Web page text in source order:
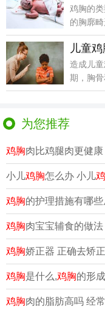
鸡胸的
的胸廓
关，多
儿童
造成儿
期，胸
廓的畸
为您推荐
鸡胸肉比鸡腿肉更健
小儿鸡胸怎么办 小儿
鸡胸的护理措施有哪
鸡胸肉宝宝辅食的做
鸡胸娇正器 正确去矫正
鸡胸是什么,鸡胸的形
鸡胸肉的脂肪高吗 经